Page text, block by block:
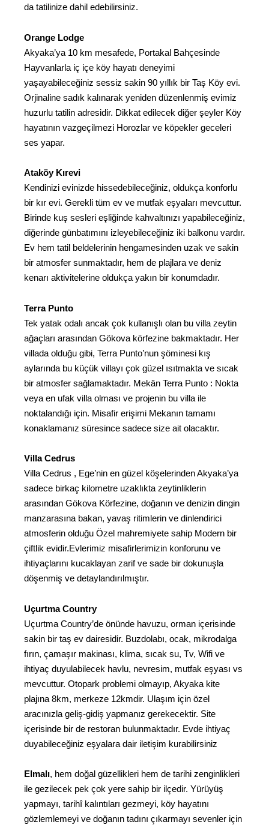
da tatilinize dahil edebilirsiniz.
Orange Lodge
Akyaka’ya 10 km mesafede, Portakal Bahçesinde
Hayvanlarla iç içe köy hayatı deneyimi
yaşayabileceğiniz sessiz sakin 90 yıllık bir Taş Köy evi.
Orjinaline sadık kalınarak yeniden düzenlenmiş evimiz
huzurlu tatilin adresidir. Dikkat edilecek diğer şeyler Köy
hayatının vazgeçilmezi Horozlar ve köpekler geceleri
ses yapar.
Ataköy Kırevi
Kendinizi evinizde hissedebileceğiniz, oldukça konforlu
bir kır evi. Gerekli tüm ev ve mutfak eşyaları mevcuttur.
Birinde kuş sesleri eşliğinde kahvaltınızı yapabileceğiniz,
diğerinde günbatımını izleyebileceğiniz iki balkonu vardır.
Ev hem tatil beldelerinin hengamesinden uzak ve sakin
bir atmosfer sunmaktadır, hem de plajlara ve deniz
kenarı aktivitelerine oldukça yakın bir konumdadır.
Terra Punto
Tek yatak odalı ancak çok kullanışlı olan bu villa zeytin
ağaçları arasından Gökova körfezine bakmaktadır. Her
villada olduğu gibi, Terra Punto’nun şöminesi kış
aylarında bu küçük villayı çok güzel ısıtmakta ve sıcak
bir atmosfer sağlamaktadır. Mekân Terra Punto : Nokta
veya en ufak villa olması ve projenin bu villa ile
noktalandığı için. Misafir erişimi Mekanın tamamı
konaklamanız süresince sadece size ait olacaktır.
Villa Cedrus
Villa Cedrus , Ege’nin en güzel köşelerinden Akyaka’ya
sadece birkaç kilometre uzaklıkta zeytinliklerin
arasından Gökova Körfezine, doğanın ve denizin dingin
manzarasına bakan, yavaş ritimlerin ve dinlendirici
atmosferin olduğu Özel mahremiyete sahip Modern bir
çiftlik evidir.Evlerimiz misafirlerimizin konforunu ve
ihtiyaçlarını kucaklayan zarif ve sade bir dokunuşla
döşenmiş ve detaylandırılmıştır.
Uçurtma Country
Uçurtma Country’de önünde havuzu, orman içerisinde
sakin bir taş ev dairesidir. Buzdolabı, ocak, mikrodalga
fırın, çamaşır makinası, klima, sıcak su, Tv, Wifi ve
ihtiyaç duyulabilecek havlu, nevresim, mutfak eşyası vs
mevcuttur. Otopark problemi olmayıp, Akyaka kite
plajına 8km, merkeze 12kmdir. Ulaşım için özel
aracınızla geliş-gidiş yapmanız gerekecektir. Site
içerisinde bir de restoran bulunmaktadır. Evde ihtiyaç
duyabileceğiniz eşyalara dair iletişim kurabilirsiniz
Elmalı, hem doğal güzellikleri hem de tarihi zenginlikleri
ile gezilecek pek çok yere sahip bir ilçedir. Yürüyüş
yapmayı, tarihî kalıntıları gezmeyi, köy hayatını
gözlemlemeyi ve doğanın tadını çıkarmayı sevenler için